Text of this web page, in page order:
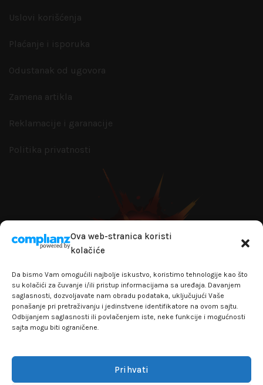
Ova web-stranica koristi
kolačiće
Da bismo Vam omogućili najbolje iskustvo, koristimo tehnologije kao što
su kolačići za čuvanje i/ili pristup informacijama sa uređaja. Davanjem
saglasnosti, dozvoljavate nam obradu podataka, uključujući Vaše
ponašanje pri pretraživanju i jedinstvene identifikatore na ovom sajtu.
Odbijanjem saglasnosti ili povlačenjem iste, neke funkcije i mogućnosti
sajta mogu biti ograničene.
Prihvati
Uslovi korišćenja
Plaćanje i isporuka
Odustanak od ugovora
Zamena artikla
Reklamacije i garanacije
Politika privatnosti
Adresa: Paunova 24 - TC Banjica